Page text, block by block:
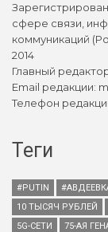
сфере связи,
коммуникаций
2014
Главный
Email редакции:
Телефон
Теги
#PUTIN
10 ТЫСЯЧ РУБЛЕЙ
5G-СЕТИ
75-АЯ